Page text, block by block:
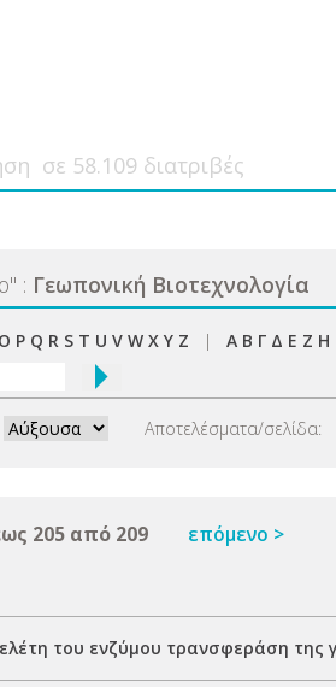
" : Γεωπονική Βιοτεχνολογία
O P Q R S T U V W X Y Z | Α Β Γ Δ Ε Ζ Η
Αποτελέσματα/σελίδα:
205 από 209 επόμενο >
του ενζύμου τρανσφεράση της